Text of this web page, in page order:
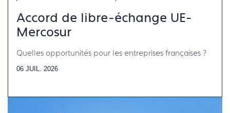
Accord de libre-échange UE-
Mercosur
Quelles opportunités pour les entreprises françaises ?
06 JUIL. 2026